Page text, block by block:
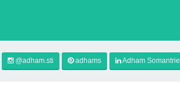
@adham.sti adhams Adham Somantrie